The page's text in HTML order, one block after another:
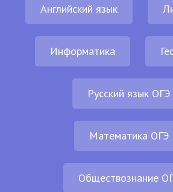
Английский язык
Информатика
Русский язык ОГЭ
Математика ОГЭ
Обществознание